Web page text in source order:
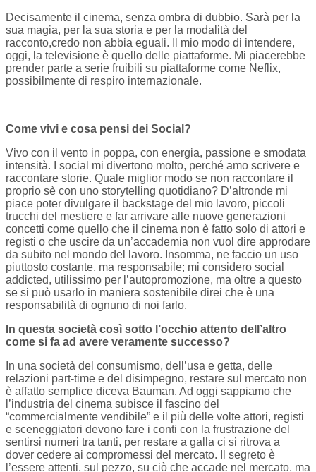
Decisamente il cinema, senza ombra di dubbio. Sarà per la
sua magia, per la sua storia e per la modalità del
racconto,credo non abbia eguali. Il mio modo di intendere,
oggi, la televisione è quello delle piattaforme. Mi piacerebbe
prender parte a serie fruibili su piattaforme come Neflix,
possibilmente di respiro internazionale.
Come vivi e cosa pensi dei Social?
Vivo con il vento in poppa, con energia, passione e smodata
intensità. I social mi divertono molto, perché amo scrivere e
raccontare storie. Quale miglior modo se non raccontare il
proprio sè con uno storytelling quotidiano? D’altronde mi
piace poter divulgare il backstage del mio lavoro, piccoli
trucchi del mestiere e far arrivare alle nuove generazioni
concetti come quello che il cinema non è fatto solo di attori e
registi o che uscire da un’accademia non vuol dire approdare
da subito nel mondo del lavoro. Insomma, ne faccio un uso
piuttosto costante, ma responsabile; mi considero social
addicted, utilissimo per l’autopromozione, ma oltre a questo
se si può usarlo in maniera sostenibile direi che è una
responsabilità di ognuno di noi farlo.
In questa società così sotto l’occhio attento dell’altro
come si fa ad avere veramente successo?
In una società del consumismo, dell’usa e getta, delle
relazioni part-time e del disimpegno, restare sul mercato non
è affatto semplice diceva Bauman. Ad oggi sappiamo che
l’industria del cinema subisce il fascino del
“commercialmente vendibile” e il più delle volte attori, registi
e sceneggiatori devono fare i conti con la frustrazione del
sentirsi numeri tra tanti, per restare a galla ci si ritrova a
dover cedere ai compromessi del mercato. Il segreto è
l’essere attenti, sul pezzo, su ciò che accade nel mercato, ma